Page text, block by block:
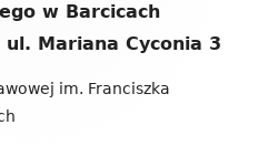
w Barcicach
ul. Mariana Cyconia 3
im. Franciszka